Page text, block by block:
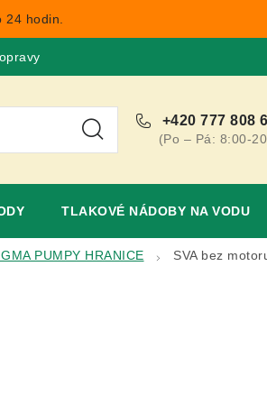
24 hodin.
+420 777 808
(Po – Pá: 8:00-
TLAKOVÉ NÁDOBY NA VODU
PUMPY HRANICE SVA bez